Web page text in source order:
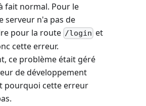
fait normal. Pour le
serveur n'a pas de
pour la route /login et
cette erreur.
ce problème était géré
de développement
pourquoi cette erreur